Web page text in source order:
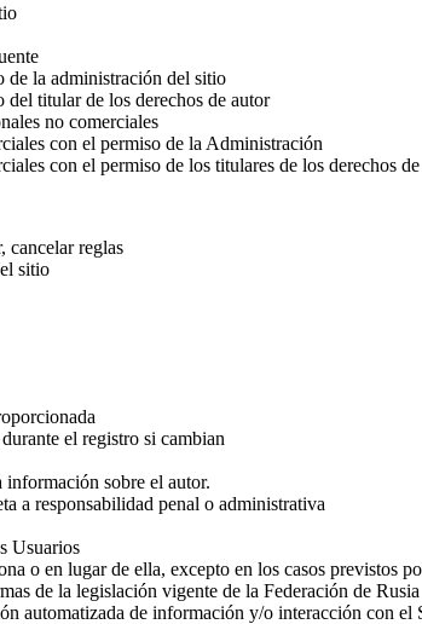
de la administración del sitio
titular de los derechos de autor
no comerciales
con el permiso de la Administración
con el permiso de los titulares de los derechos
cancelar reglas
sitio
el registro si cambian
sobre el autor.
a responsabilidad penal o administrativa
Usuarios
o en lugar de ella, excepto en los casos previstos
de la legislación vigente de la Federación de Rusia
automatizada de información y/o interacción con el